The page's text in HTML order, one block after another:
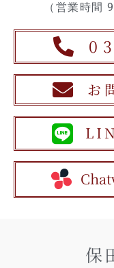
（営業時間
お
保